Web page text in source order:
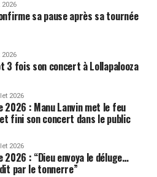
2026
sa pause après sa tournée
2026
3 fois son concert à Lollapalooza
2026
2026 : Manu Lanvin met le feu
fini son concert dans le public
2026
2026 : “Dieu envoya le déluge…
par le tonnerre”